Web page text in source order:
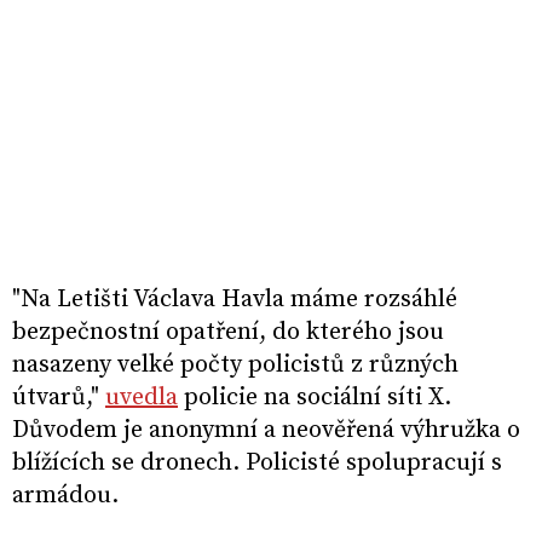
"Na Letišti Václava Havla máme rozsáhlé
bezpečnostní opatření, do kterého jsou
nasazeny velké počty policistů z různých
útvarů," uvedla policie na sociální síti X.
Důvodem je anonymní a neověřená výhružka o
blížících se dronech. Policisté spolupracují s
armádou.